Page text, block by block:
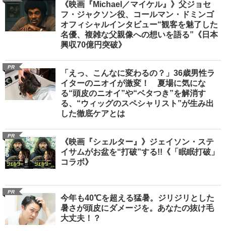
《映画『Michael／マイケル』》父ジョセ
フ・ジャクソン役、コールマン・ドミンゴ
オフィシャルインタビュー“観客を魅了した
名優、複雑な父親像への想いを語る”《日本
興収70億円突破》
PR
「えっ、こんなに変わるの？」36歳男性ラ
イターのニオイが激変！ 夏場に気にな
る“頭皮のニオイ”や“ベタつき”を解消す
る、“ウィッグのスペシャリスト”が生み出
した徹底ケアとは
PR
《映画『シェルター』》ジェイソン・ステ
イサムがお盆を“打破”する!!《「眠眠打破」
コラボ》
PR
今年も40℃を超える猛暑。ジリジリとした
暑さが頭皮にダメージを。あなたの抜け毛
大丈夫！？